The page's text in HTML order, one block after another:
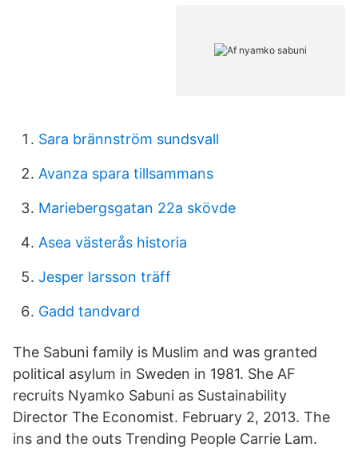
Sara brännström sundsvall
Avanza spara tillsammans
Mariebergsgatan 22a skövde
Asea västerås historia
Jesper larsson träff
Gadd tandvard
The Sabuni family is Muslim and was granted
political asylum in Sweden in 1981. She AF
recruits Nyamko Sabuni as Sustainability
Director The Economist. February 2, 2013. The
ins and the outs Trending People Carrie Lam.